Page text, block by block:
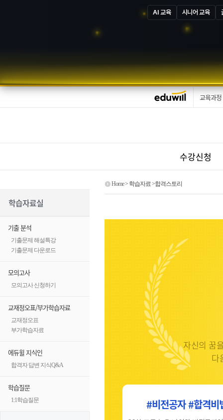
AI 교육 시니어 교육
교육과정
수강신청
학습자료실
기출 분석
기출문제 해설특강
기출문제 다운로드
모의고사
모의고사 신청하기
교재정오표/부가학습자료
교재정오표
부가학습자료
에듀윌 지식인
합격자 답변 지식Q&A
학습질문
1:1학습질문
Home> 학습자료 >합격스토리
자신의 꿈
다
#비전공자 #합격의키 #비전공자 #합격비